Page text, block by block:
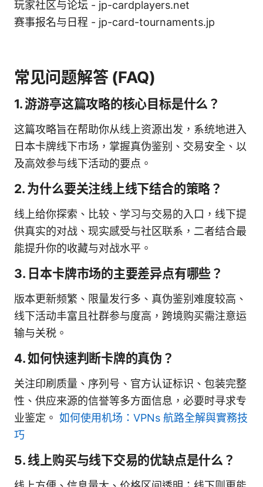
玩家社区与论坛 - jp-cardplayers.net
赛事报名与日程 - jp-card-tournaments.jp
常见问题解答 (FAQ)
1. 游游亭这篇攻略的核心目标是什么？
这篇攻略旨在帮助你从线上资源出发，系统地进入
日本卡牌线下市场，掌握真伪鉴别、交易安全、以
及高效参与线下活动的要点。
2. 为什么要关注线上线下结合的策略？
线上给你探索、比较、学习与交易的入口，线下提
供真实的对战、现实感受与社区联系，二者结合最
能提升你的收藏与对战水平。
3. 日本卡牌市场的主要差异点有哪些？
版本更新频繁、限量发行多、真伪鉴别难度较高、
线下活动丰富且社群参与度高，跨境购买需注意运
输与关税。
4. 如何快速判断卡牌的真伪？
关注印刷质量、序列号、官方认证标识、包装完整
性、供应来源的信誉等多方面信息，必要时寻求专
业鉴定。 如何使用机场：VPNs 航路全解與實務技
巧
5. 线上购买与线下交易的优缺点是什么？